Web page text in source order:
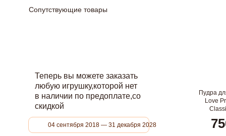
Сопутствующие товары
Теперь вы можете заказать
любую игрушку,которой нет
в наличии по предоплате,со
скидкой
04 сентября 2018 — 31 декабря 2028
Пудра
Love